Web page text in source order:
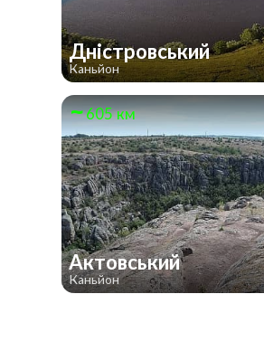
Дністровський
Каньйон
605 км
Актовський
Каньйон